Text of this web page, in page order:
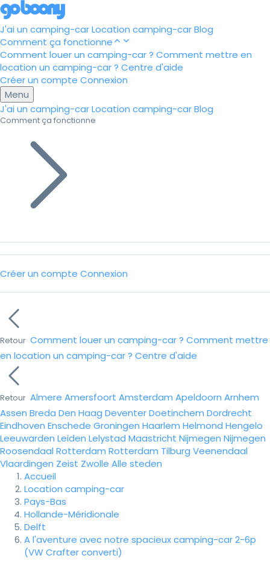
J'ai un camping-carLocation camping-carBlog
Comment ça fonctionne
Comment louer un camping-car ? Comment mettre en
location un camping-car ? Centre d'aide
Créer un compte Connexion
Menu
J'ai un camping-carLocation camping-carBlog
Comment ça fonctionne
Créer un compte Connexion
Retour Comment louer un camping-car ? Comment mettre
en location un camping-car ? Centre d'aide
Retour Almere Amersfoort Amsterdam Apeldoorn Arnhem
Assen Breda Den Haag DeventerDoetinchem Dordrecht
Eindhoven Enschede Groningen Haarlem Helmond Hengelo
Leeuwarden Leiden Lelystad Maastricht Nijmegen Nijmegen
Roosendaal Rotterdam Rotterdam Tilburg Veenendaal
Vlaardingen Zeist Zwolle Alle steden
Accueil
Location camping-car
Pays-Bas
Hollande-Méridionale
Delft
A l'aventure avec notre spacieux camping-car 2-6p
(VW Crafter converti)